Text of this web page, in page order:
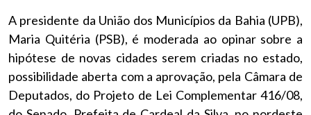
A presidente da União dos Municípios da Bahia (UPB),
Maria Quitéria (PSB), é moderada ao opinar sobre a
hipótese de novas cidades serem criadas no estado,
possibilidade aberta com a aprovação, pela Câmara de
Deputados, do Projeto de Lei Complementar 416/08,